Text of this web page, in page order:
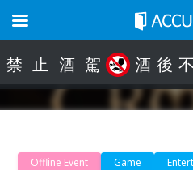
禁 止 酒 駕 酒 後 不
Offline Event Game